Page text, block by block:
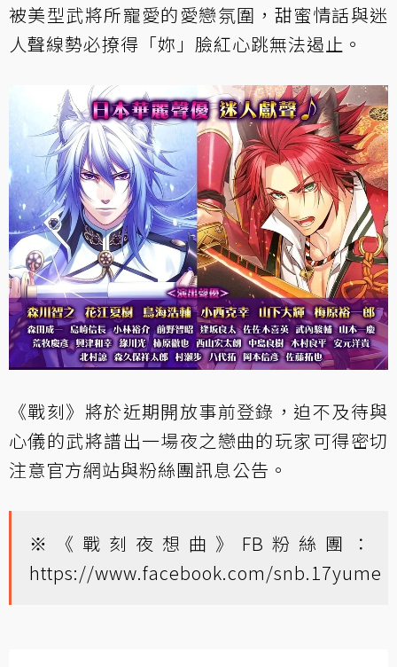
被美型武將所寵愛的愛戀氛圍，甜蜜情話與迷
人聲線勢必撩得「妳」臉紅心跳無法遏止。
《戰刻》將於近期開放事前登錄，迫不及待與
心儀的武將譜出一場夜之戀曲的玩家可得密切
注意官方網站與粉絲團訊息公告。
※《戰刻夜想曲》FB粉絲團：
https://www.facebook.com/snb.17yume